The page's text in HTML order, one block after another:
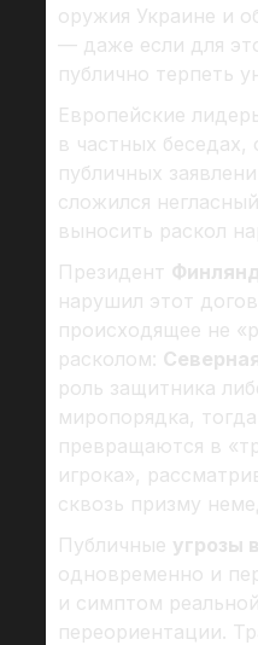
оружия Украине и
— даже если для
публично терпеть
Европейские
в частных беседах,
публичных
сложился
выносить раскол
Президент
нарушил этот
происходящее не
расколом:
роль защитника
миропорядка,
превращаются в
игрока»,
сквозь призму
Публичные угрозы
одновременно и
и симптом
переориентации.